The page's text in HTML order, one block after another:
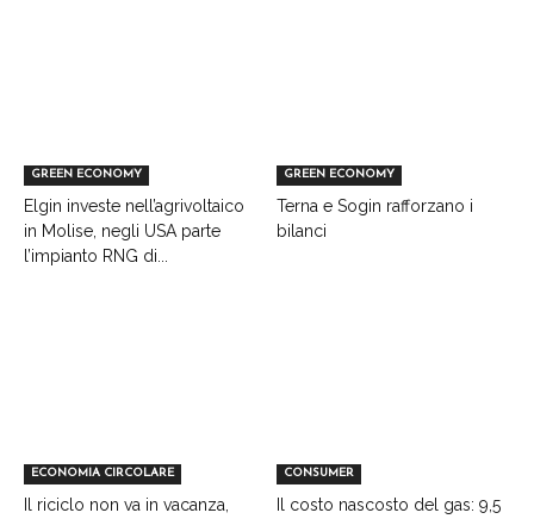
GREEN ECONOMY
Elgin investe nell’agrivoltaico
in Molise, negli USA parte
l’impianto RNG di...
GREEN ECONOMY
Terna e Sogin rafforzano i
bilanci
ECONOMIA CIRCOLARE
Il riciclo non va in vacanza,
CONSUMER
Il costo nascosto del gas: 9,5